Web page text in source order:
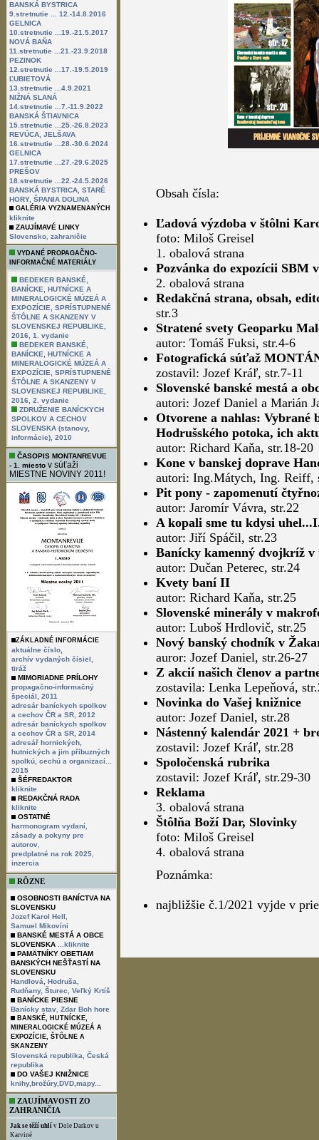
BANSKÁ BYSTRICA
9.stretnutie ... 12.-14.8.2016
GELNICA
10.stretnutie ...19.-21.5.2017
NOVÁ BAŇA
11.stretnutie ...21.-23.9.2018
PEZINOK
12.stretnutie ...17.-19.5.2019
ĽUBIETOVÁ
13.stretnutie ...4.9.2021
NIŽNÁ SLANÁ
14.stretnutie ...7.-11.9.2022
BANSKÁ ŠTIAVNICA
15.stretnutie ...25.-26.8.2023
REVÚCA, JELŠAVA
16.stretnutie ...28.-30.6.2024
GELNICA
17.stretnutie ...27.-29.6.2025
PREŠOV
18.stretnutie ...22.-24.5.2026
BANSKÁ BYSTRICA, STARÉ
HORY, ŠPANIA DOLINA
GALÉRIA VYZNAMENANÝCH
kliknite
ZAUJÍMAVÉ LINKY
Slovensko zahraničie
VYDANÉ PROPAGAČNO-
INFORMAČNÉ MATERIÁLY
BEDEKER BANSKÉ,
BANÍCKE, HUTNÍCKE A
MINERALOGICKÉ MÚZEÁ A
EXPOZÍCIE, SPRÍSTUPNENÉ
ŠTÔLNE A SKANZENY V
SLOVENSKEJ REPUBLIKE,
2016, 1. vydanie
BEDEKER BANSKÉ,
BANÍCKE, HUTNÍCKE A
MINERALOGICKÉ MÚZEÁ A
EXPOZÍCIE, SPRÍSTUPNENÉ
ŠTÔLNE A SKANZENY V
SLOVENSKEJ REPUBLIKE,
2016, 2. vydanie
ZDRUŽENIE BANÍCKYCH
SPOLKOV A CECHOV
SLOVENSKA (stanovy,
informácie), 2010
ČASOPIS MONTANREVUE
- 1. miesto v súťaži
MIESTNE NOVINY 2011!
ZÁKLADNÉ INFORMÁCIE
aktuálne číslo,
archív vydaných čísiel,
tiráž
MIMORIADNE PRÍLOHY
propagačno-informačný
špeciál, 2011
adresár baníckych spolkov
a cechov ČR a SR, 2012
adresár baníckych spolkov
a cechov ČR a SR, 2014
adresář hornických,
hutnických a jim příbuzných
spolkú, cechú a organizací...
2015
ŠÉFREDAKTOR
kliknite
REDAKČNÁ RADA
kliknite
OSTATNÉ
harmonogram vydaní
zásady a pokyny pre
autorov
predplatné na rok 2025
inzercia
RÔZNE
OSOBNOSTI BANÍCTVA NA
SLOVENSKU
Jozef Karol Hell
Samuel Mikovíni
BANSKÉ MESTÁ A OBCE
SLOVENSKA
...kliknite
PAMÄTNÍKY OBETIAM
BANSKÝCH NEŠŤASTÍ NA
SLOVENSKU
Handlová,
Hodruša,
Rudňany, Šturec,
Veľký Krtíš
BANÍCKE PIESNE
Banícky stav Zdar Boh hore
BANSKÉ, HUTNÍCKE,
MINERALOGICKÉ MÚZEÁ A
EXPOZÍCIE, ŠTÔLNE A
SKANZENY
Slovenská republika,
Česká
republika
DO VAŠEJ KNIŽNICE
knihy,brožúry,DVD,mapy...
ZAUJÍMAVOSTI ZO
ZAHRANIČIA
Jak se těží uhlí v Dole Darkov u
Karviné
Obsah čísla:
Ľadová výzdoba v štôlni
foto: Miloš Greisel
1. obalová strana
Pozvánka do expozícii SBM
2. obalová strana
Redakčná strana, obsah,
str.3
Stratené svety Geoparku
autor: Tomáš Fuksi, str.4-6
Fotografická súťaž
zostavil: Jozef Kráľ, str.7-11
Slovenské banské mestá a
autori: Jozef Daniel a Marián
Otvorene a nahlas: Vybrané
Hodrušského potoka, ich
autor: Richard Kaňa, str.18-20
Kone v banskej doprave
autori: Ing.Mátych, Ing. Reiff,
Pit pony - zapomenutí
autor: Jaromír Vávra, str.22
A kopali sme tu kdysi
autor: Jiří Spáčil, str.23
Banícky kamenný dvojkríž v
autor: Dučan Peterec, str.24
Kvety baní II
autor: Richard Kaňa, str.25
Slovenské minerály v
autor: Luboš Hrdlovič, str.25
Nový banský chodník v
auror: Jozef Daniel, str.26-27
Z akcií našich členov a
zostavila: Lenka Lepeňová,
Novinka do Vašej knižnice
autor: Jozef Daniel, str.28
Nástenný kalendár 2021 +
zostavil: Jozef Kráľ, str.28
Spoločenská rubrika
zostavil: Jozef Kráľ, str.29-30
Reklama
3. obalová strana
Štôlňa Boží Dar, Slovinky
foto: Miloš Greisel
4. obalová strana
Poznámka:
najbližšie č.1/2021 vyjde v